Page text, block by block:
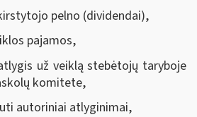
pelno (dividendai),
pajamos,
už veiklą stebėtojų taryboje
komitete,
autoriniai atlyginimai,